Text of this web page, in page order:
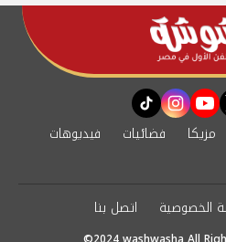
youtube
instagram
tiktok
مزيكا فضائيات
فيديوهات
الخصوصية اتصل بنا